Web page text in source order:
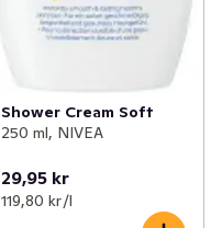
Shower Cream Soft
250 ml, NIVEA
29,95 kr
119,80 kr /l